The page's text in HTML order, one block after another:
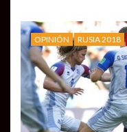
OPINIÓN RUSIA 2018